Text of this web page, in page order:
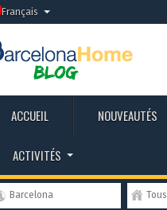
Français
ACCUEIL NOUVEAUTÉS
ACTIVITÉS
Barcelona Tous